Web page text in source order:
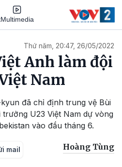
Multimedia
Thứ năm, 20:47, 26/05/2022
Anh làm đội
Nam
kyun đã chỉ định trung vệ Bùi
U23 Việt Nam dự vòng
vào đầu tháng 6.
mail Hoàng Tùng